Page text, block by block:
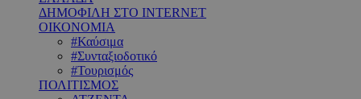
ΔΗΜΟΦΙΛΗ ΣΤΟ INTERNET
ΟΙΚΟΝΟΜΙΑ
#Καύσιμα
#Συνταξιοδοτικό
#Τουρισμός
ΠΟΛΙΤΙΣΜΟΣ